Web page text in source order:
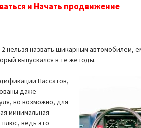
и Начать продвижение
2 нельзя назвать шикарным автомобилем,
выпускался в те же годы.
Пассатов,
даже
но возможно, для
минимальная
ведь это